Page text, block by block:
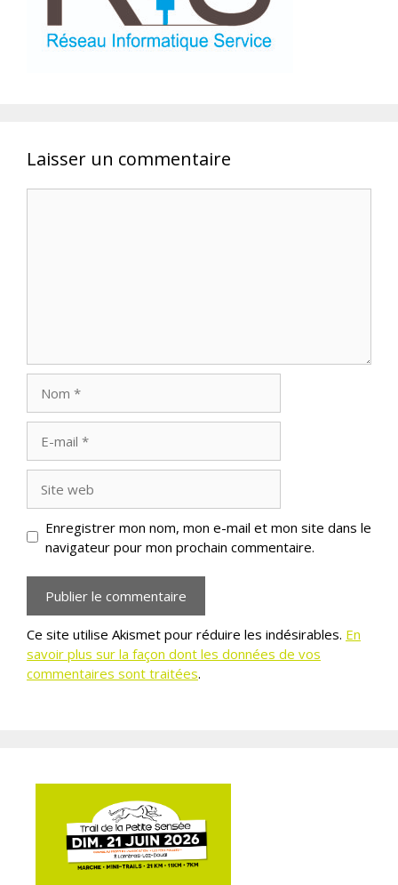
Laisser un commentaire
mail
web
Enregistrer mon nom, mon e-mail et mon site dans le
navigateur pour mon prochain commentaire.
Ce site utilise Akismet pour réduire les indésirables. En
savoir plus sur la façon dont les données de vos
commentaires sont traitées.